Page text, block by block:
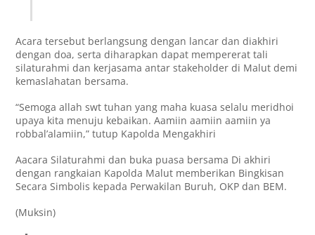
Acara tersebut berlangsung dengan lancar dan diakhiri
dengan doa, serta diharapkan dapat mempererat tali
silaturahmi dan kerjasama antar stakeholder di Malut demi
kemaslahatan bersama.
“Semoga allah swt tuhan yang maha kuasa selalu meridhoi
upaya kita menuju kebaikan. Aamiin aamiin aamiin ya
robbal’alamiin,” tutup Kapolda Mengakhiri
Aacara Silaturahmi dan buka puasa bersama Di akhiri
dengan rangkaian Kapolda Malut memberikan Bingkisan
Secara Simbolis kepada Perwakilan Buruh, OKP dan BEM.
(Muksin)